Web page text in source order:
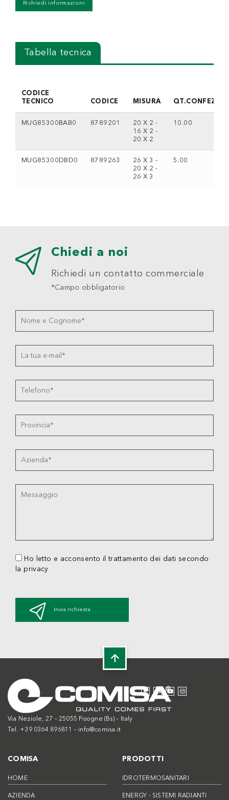
Richiedi informazioni
Tabella tecnica
CODICE
TECNICO
CODICE MISURA
MUG85300BAB0 8789201
20 X 2 -
16 X 2 -
20 X 2
10.00
MUG85300DBD0 8789263
26 X 3 -
20 X 2 -
26 X 3
5.00
Chiedi a noi
Richiedi un contatto commerciale
*Campo obbligatorio
Ho letto e acconsento il trattamento dei dati secondo
la privacy
Invia richiesta
Via Neziole, 27 – 25055 Pisogne (Bs) – Italy
Tel. +39 0364 896811 – info@comisa.it
COMISA
HOME
AZIENDA
PRODOTTI
IDROTERMOSANITARI
ENERGY - SISTEMI RADIANTI